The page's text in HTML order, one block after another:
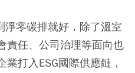
淨零碳排就好，除了溫室
責任、公司治理等面向也
打入ESG國際供應鏈，